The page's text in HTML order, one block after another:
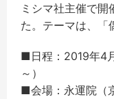
ミシマ社主催で
た。 テーマは、「
■日程：2019年4
～）
■会場：永運院（